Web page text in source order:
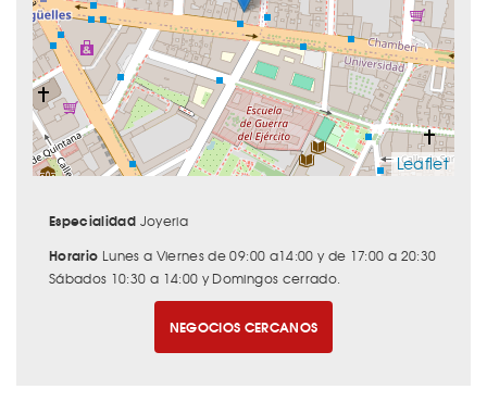
Leaflet
Especialidad Joyeria
Horario Lunes a Viernes de 09:00 a14:00 y de 17:00 a 20:30
Sábados 10:30 a 14:00 y Domingos cerrado.
NEGOCIOS CERCANOS